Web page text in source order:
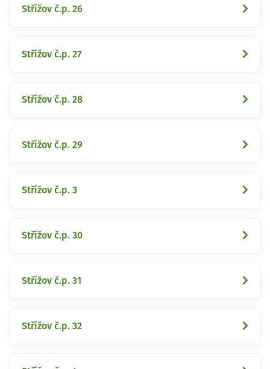
Střížov č.p. 26
Střížov č.p. 27
Střížov č.p. 28
Střížov č.p. 29
Střížov č.p. 3
Střížov č.p. 30
Střížov č.p. 31
Střížov č.p. 32